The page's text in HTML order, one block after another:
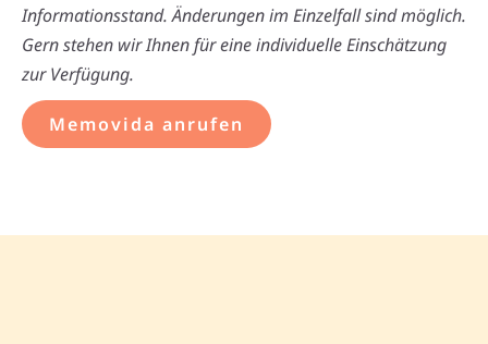
Informationsstand. Änderungen im Einzelfall sind möglich.
Gern stehen wir Ihnen für eine individuelle Einschätzung
zur Verfügung.
Memovida anrufen